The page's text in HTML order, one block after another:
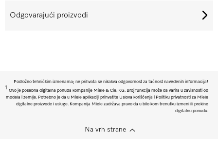
Odgovarajući proizvodi
Podložno tehničkim izmenama; ne prihvata se nikakva odgovornost za tačnost navedenih informacija!
1
Ovo je posebna digitalna ponuda kompanije Miele & Cie. KG. Broj funkcija može da varira u zavisnosti od
modela i zemlje. Potrebno je da u Miele aplikaciji prihvatite Uslova korišćenja i Politiku privatnosti za Miele
digitalne proizvode i usluge. Kompanija Miele zadržava pravo da u bilo kom trenutku izmeni ili prekine
digitalnu ponudu.
Na vrh strane